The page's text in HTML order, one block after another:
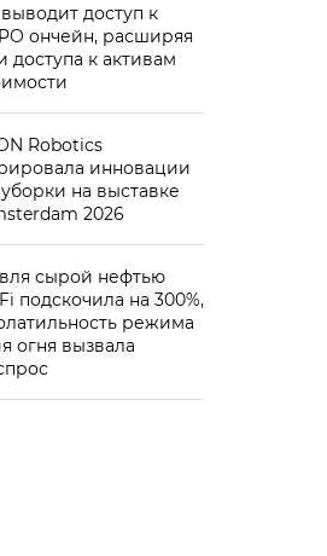
доступ к
ончейн, расширяя
доступа к активам
Robotics
инновации
на выставке
2026
сырой нефтью
подскочила на 300%,
режима
огня вызвала